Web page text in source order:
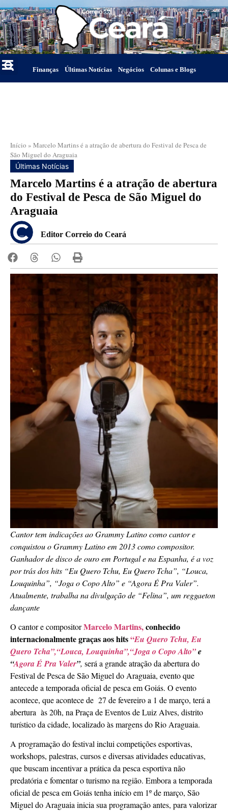
Finanças Últimas Notícias Negócios Colunas e Blogs
Início » Marcelo Martins é a atração de abertura do Festival de Pesca de
São Miguel do Araguaia
Últimas Notícias
Marcelo Martins é a atração de abertura
do Festival de Pesca de São Miguel do
Araguaia
Editor Correio do Ceará
Cantor tem indicações ao Grammy Latino como cantor e
conquistou o Grammy Latino em 2013 como compositor.
Ganhador de disco de ouro em Portugal e na Espanha, é a voz
por trás dos hits “Eu Quero Tchu, Eu Quero Tcha”, “Louca,
Louquinha”, “Joga o Copo Alto” e “Agora É Pra Valer”.
Atualmente, trabalha na divulgação de “Felina”, um reggaeton
dançante
O cantor e compositorMarcelo Martins,conhecido
internacionalmente graças aos hits“Eu Quero Tchu, Eu
Quero Tcha”,“Louca, Louquinha”,“Joga o Copo Alto”e
“Agora É Pra Valer”, será a grande atração da abertura do
Festival de Pesca de São Miguel do Araguaia, evento que
antecede a temporada oficial de pesca em Goiás. O evento
acontece, que acontece de 27 de fevereiro a 1 de março, terá a
abertura às 20h, na Praça de Eventos de Luiz Alves, distrito
turístico da cidade, localizado às margens do Rio Araguaia.
A programação do festival inclui competições esportivas,
workshops, palestras, cursos e diversas atividades educativas,
que buscam incentivar a prática da pesca esportiva não
predatória e fomentar o turismo na região. Embora a temporada
oficial de pesca em Goiás tenha início em 1º de março, São
Miguel do Araguaia inicia sua programação antes, para valorizar